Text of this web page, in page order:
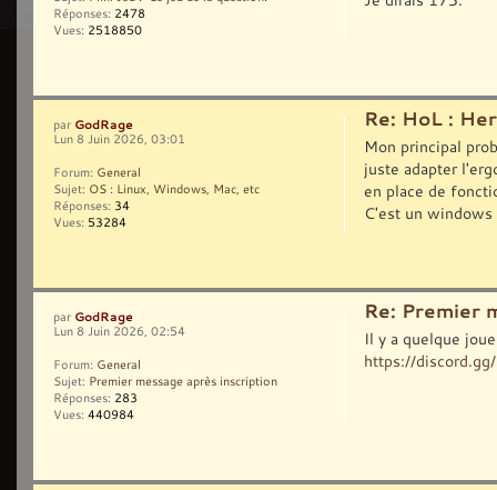
Réponses: 2478
Vues: 2518850
Re: HoL :
Mon principal
juste adapter
en place de
C'est un windows
par GodRage
Lun 8 Juin 2026, 03:01
Forum: General
Sujet: OS : Linux, Windows, Mac, etc
Réponses: 34
Vues: 53284
Re: Premier
Il y a quelque
https://
par GodRage
Lun 8 Juin 2026, 02:54
Forum: General
Sujet: Premier message après inscription
Réponses: 283
Vues: 440984